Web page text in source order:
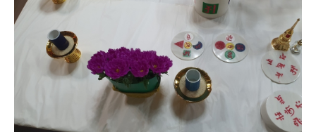
대웅전
동자각